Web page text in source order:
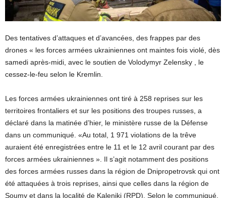
Des tentatives d’attaques et d’avancées, des frappes par des
drones « les forces armées ukrainiennes ont maintes fois violé, dès
samedi après-midi, avec le soutien de Volodymyr Zelensky , le
cessez-le-feu selon le Kremlin.
Les forces armées ukrainiennes ont tiré à 258 reprises sur les
territoires frontaliers et sur les positions des troupes russes, a
déclaré dans la matinée d’hier, le ministère russe de la Défense
dans un communiqué. «Au total, 1 971 violations de la trêve
auraient été enregistrées entre le 11 et le 12 avril courant par des
forces armées ukrainiennes ». Il s’agit notamment des positions
des forces armées russes dans la région de Dnipropetrovsk qui ont
été attaquées à trois reprises, ainsi que celles dans la région de
Soumy et dans la localité de Kaleniki (RPD). Selon le communiqué,